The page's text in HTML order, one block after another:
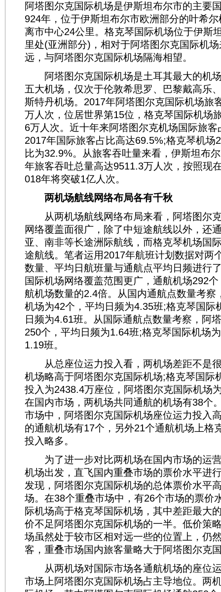
阿塔图尔克国际机场是伊斯坦布尔市的主要
924年，位于伊斯坦布尔市欧洲部分的叶希
离市中心24公里。格克琴国际机场位于伊斯
里处(亚洲部分)，相对于阿塔图尔克国际机
远，与阿塔图尔克国际机场隔海相望。
阿塔图尔克国际机场是土耳其最大的机
五大机场，仅次于伦敦希思罗、巴黎戴高乐
斯特丹机场。2017年阿塔图尔克国际机场旅
万人次，位居世界第15位，格克琴国际机场
6万人次。近十年来阿塔图尔克机场国际旅
2017年国际旅客占比高达69.5%;格克琴机场
比为32.9%。从旅客吞吐量来看，伊斯坦布
年旅客吞吐总量高达9511.3万人次，按照现
018年将突破1亿人次。
两机场航线网络布局各有千秋
从两机场航线网络布局来看，阿塔图尔
网络覆盖面很广，除了中短途航线以外，还
亚、南非等长途洲际航线，而格克琴机场国
途航线。笔者运用2017年航班计划数据对两
数量、平均日航班量与通航点平均日频进行
国际机场网络覆盖范围更广，通航机场292
航机场数量的2.4倍。从国内通航点数量考察
机场为42个，平均日频为4.35班;格克琴国际
日频为4.61班。从国际通航点数量考察，阿
250个，平均日频为1.64班;格克琴国际机场
1.19班。
从总座位运力投入看，两机场差距不是
机场略高于阿塔图尔克国际机场;格克琴国际
投入为2438.4万座位，阿塔图尔克国际机场
在国内市场，两机场共同通航的机场有38个
市场中，阿塔图尔克国际机场座位运力投入
的通航机场有17个，另外21个通航机场上格
投入略多。
为了进一步对比两机场在国内市场的运
机场出发，直飞国内重叠市场的票价水平进
发现，阿塔图尔克国际机场的总体票价水平
场。在38个重叠市场中，有26个市场的票价
际机场高于格克琴国际机场，其中差距最大
价不足阿塔图尔克国际机场的一半。低价策
场虽然处于较市区相对远一些的位置上，仍
客，重叠市场国内旅客量略大于阿塔图尔克
从两机场对国际市场各通航机场的座位
市场上阿塔图尔克国际机场占主导地位。两